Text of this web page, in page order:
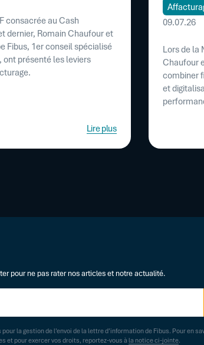
consacrée au Cash
dernier, Romain Chaufour et
Fibus, 1er conseil spécialisé
ont présenté les leviers
Lire plus
09.07.26
Lors de la
Chaufour
combiner
et
pour ne pas rater nos articles et notre actualité.
la gestion de l’envoi de la lettre d’information de Fibus. Pour en
et pour exercer vos droits, reportez-vous à la notice ci-jointe.